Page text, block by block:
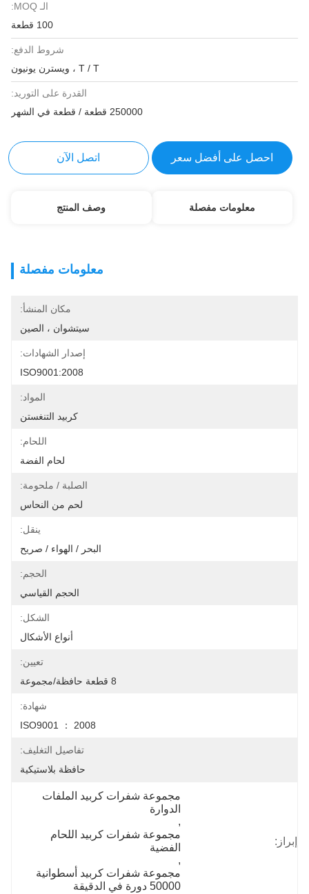
الـ MOQ:
100 قطعة
شروط الدفع:
T / T ، ويسترن يونيون
القدرة على التوريد:
250000 قطعة / قطعة في الشهر
احصل على أفضل سعر اتصل الآن
معلومات مفصلة وصف المنتج
معلومات مفصلة
مكان المنشأ:
سيتشوان ، الصين
إصدار الشهادات:
ISO9001:2008
المواد:
كربيد التنغستن
اللحام:
لحام الفضة
الصلبة / ملحومة:
لحم من النحاس
ينقل:
البحر / الهواء / صريح
الحجم:
الحجم القياسي
الشكل:
أنواع الأشكال
تعيين:
شهادة:
ISO9001 ： 2008
تفاصيل التغليف:
حافظة بلاستيكية
إبراز:
مجموعة شفرات كربيد الملفات
الدوارة
مجموعة شفرات كربيد اللحام
الفضية
مجموعة شفرات كربيد أسطوانية
50000 دورة في الدقيقة